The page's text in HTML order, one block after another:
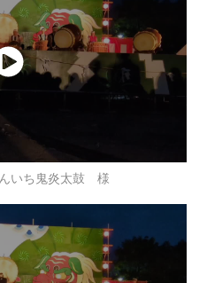
いち鬼炎太鼓 様